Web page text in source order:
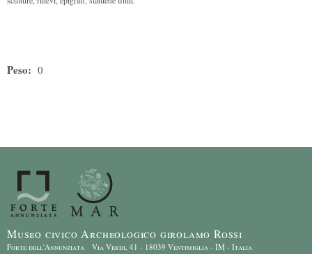
Peso: 0
Museo civico Archeologico girolamo Rossi
Forte dell'Annunziata Via Verdi, 41 - 18039 Ventimiglia - IM - Italia